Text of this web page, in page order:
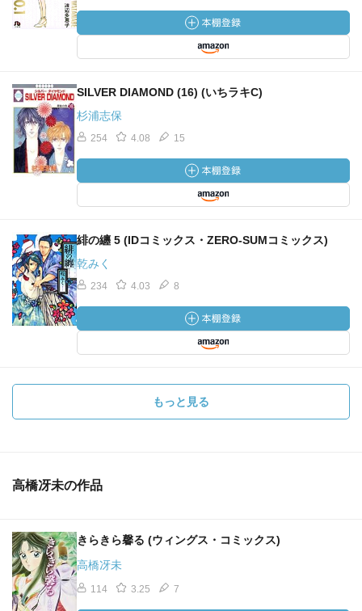
SILVER DIAMOND (16) (いちラキC)
杉浦志保
254 4.08 15
緋の纏 5 (IDコミックス・ZERO-SUMコミックス)
乾みく
234 4.03 8
もっと見る
高橋冴未の作品
きらきら馨る (ウィングス・コミックス)
高橋冴未
114 3.25 7